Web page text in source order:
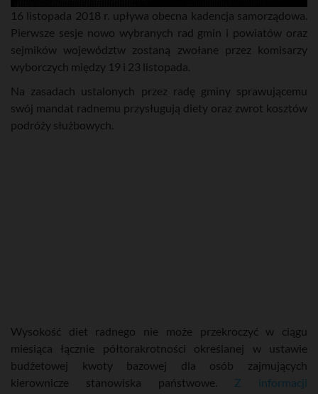
16 listopada 2018 r. upływa obecna kadencja samorządowa.
Pierwsze sesje nowo wybranych rad gmin i powiatów oraz
sejmików województw zostaną zwołane przez komisarzy
wyborczych między 19 i 23 listopada.
Na zasadach ustalonych przez radę gminy sprawującemu
swój mandat radnemu przysługują diety oraz zwrot kosztów
podróży służbowych.
Wysokość diet radnego nie może przekroczyć w ciągu
miesiąca łącznie półtorakrotności określanej w ustawie
budżetowej kwoty bazowej dla osób zajmujących
kierownicze stanowiska państwowe. Z informacji